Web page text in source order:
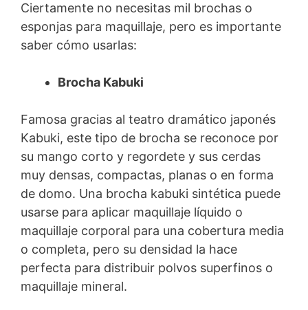
Ciertamente no necesitas mil brochas o
esponjas para maquillaje, pero es importante
saber cómo usarlas:
Brocha Kabuki
Famosa gracias al teatro dramático japonés
Kabuki, este tipo de brocha se reconoce por
su mango corto y regordete y sus cerdas
muy densas, compactas, planas o en forma
de domo. Una brocha kabuki sintética puede
usarse para aplicar maquillaje líquido o
maquillaje corporal para una cobertura media
o completa, pero su densidad la hace
perfecta para distribuir polvos superfinos o
maquillaje mineral.